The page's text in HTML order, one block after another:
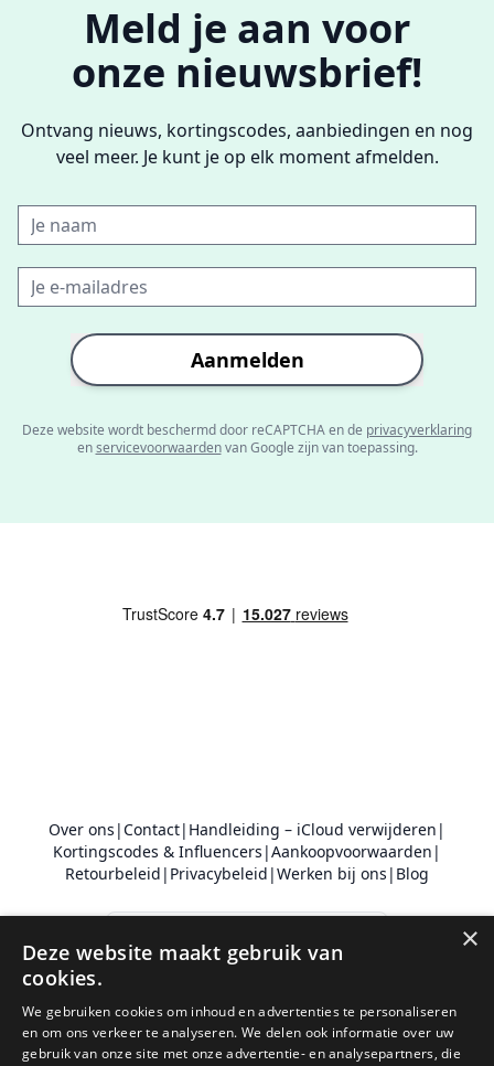
Meld je aan voor
onze nieuwsbrief!
Ontvang nieuws, kortingscodes, aanbiedingen en nog
veel meer. Je kunt je op elk moment afmelden.
Aanmelden
Deze website wordt beschermd door reCAPTCHA en de privacyverklaring
enservicevoorwaardenvan Google zijn van toepassing.
Over ons |Contact| Handleiding – iCloud verwijderen |
Kortingscodes & Influencers |Aankoopvoorwaarden |
Retourbeleid | Privacybeleid |Werken bij ons | Blog
Sankt Eriksgatan 28
112 39 Stockholm
×
Deze website maakt gebruik van
cookies.
We gebruiken cookies om inhoud en advertenties te personaliseren
en om ons verkeer te analyseren. We delen ook informatie over uw
gebruik van onze site met onze advertentie- en analysepartners, die